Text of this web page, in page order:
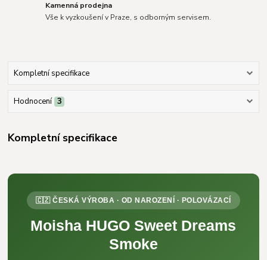
Kamenná prodejna
Vše k vyzkoušení v Praze, s odborným servisem.
Kompletní specifikace
Hodnocení 3
Kompletní specifikace
🇨🇿 ČESKÁ VÝROBA · OD NAROZENÍ · POLOVÁZACÍ
Moisha HUGO Sweet Dreams
Smoke